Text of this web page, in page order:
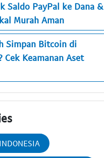
Saldo PayPal ke Dana &
Murah Aman
Simpan Bitcoin di
Cek Keamanan Aset